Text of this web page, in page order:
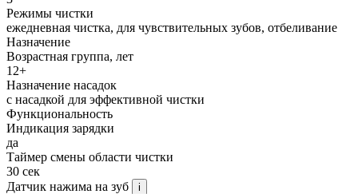
Режимы чистки
ежедневная чистка, для чувствительных зубов, отбеливание
Назначение
Возрастная группа, лет
12+
Назначение насадок
с насадкой для эффективной чистки
Функциональность
Индикация зарядки
да
Таймер смены области чистки
30 сек
Датчик нажима на зуб
i